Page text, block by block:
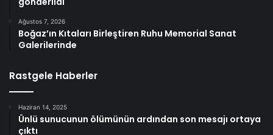
Ağustos 7, 2026
Boğaz’ın Kıtaları Birleştiren Ruhu Memorial Sanat
Galerilerinde
Rastgele Haberler
Haziran 14, 2025
Ünlü sunucunun ölümünün ardından son mesajı ortaya
çıktı